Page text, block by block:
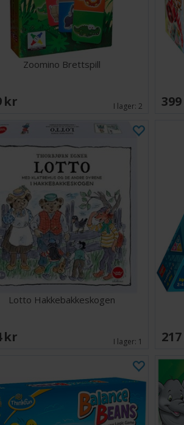
Zoomino Brettspill
I lager:2 399
Lotto Hakkebakkeskogen
I lager: 1 217